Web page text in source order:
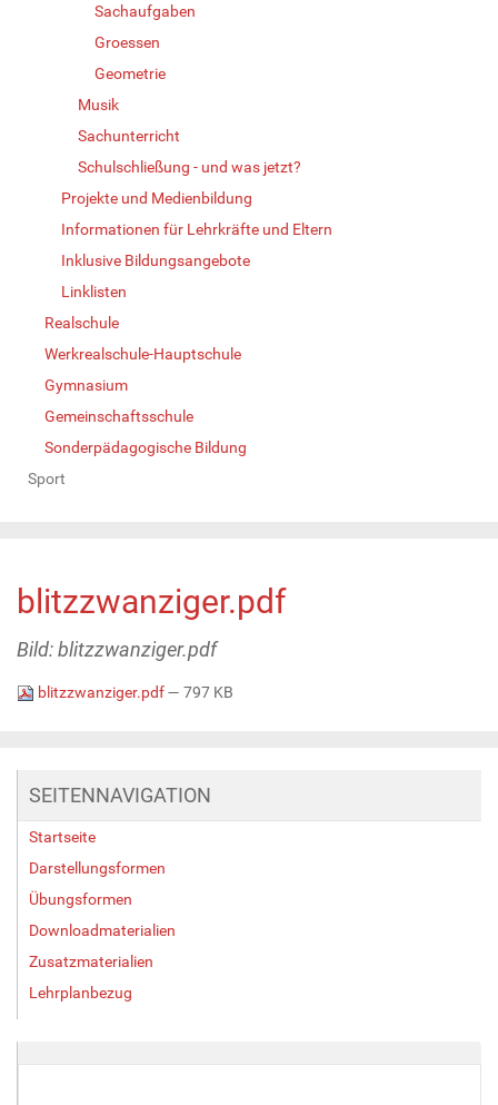
Sachaufgaben
Groessen
Geometrie
Musik
Sachunterricht
Schulschließung - und was jetzt?
Projekte und Medienbildung
Informationen für Lehrkräfte und Eltern
Inklusive Bildungsangebote
Linklisten
Realschule
Werkrealschule-Hauptschule
Gymnasium
Gemeinschaftsschule
Sonderpädagogische Bildung
Sport
blitzzwanziger.pdf
Bild: blitzzwanziger.pdf
blitzzwanziger.pdf— 797 KB
SEITENNAVIGATION
Startseite
Darstellungsformen
Übungsformen
Downloadmaterialien
Zusatzmaterialien
Lehrplanbezug